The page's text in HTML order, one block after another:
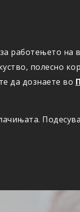
работењето на
полесно
да дознаете во